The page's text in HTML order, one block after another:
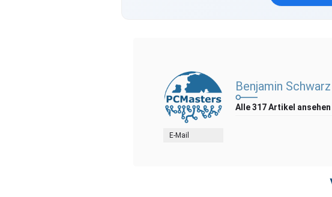
E-Mail
Benjamin Schwarz
Alle 317 Artikel ansehen